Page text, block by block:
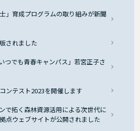
」育成プログラムの取り組みが新聞
されました
つでも青春キャンパス」若宮正子さ
ンテスト2023を開催します
で拓く森林資源活用による次世代に
点ウェブサイトが公開されました